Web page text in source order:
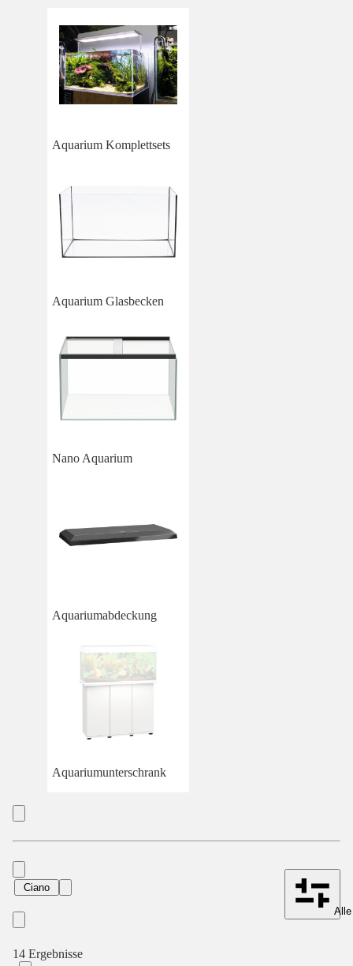
Aquarium Komplettsets
Aquarium Glasbecken
Nano Aquarium
Aquariumabdeckung
Aquariumunterschrank
Ciano
14 Ergebnisse